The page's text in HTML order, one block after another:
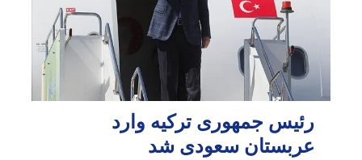
رئیس جمهوری ترکیه وارد
عربستان سعودی شد